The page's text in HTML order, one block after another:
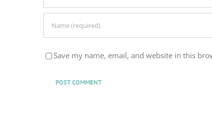
Save my name, email, and website in this